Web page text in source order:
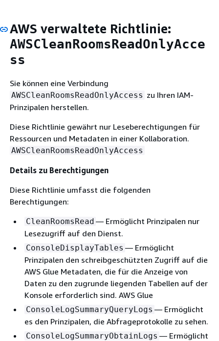
AWS verwaltete Richtlinie:
AWSCleanRoomsReadOnlyAcce
ss
Sie können eine Verbindung
AWSCleanRoomsReadOnlyAccess zu Ihren IAM-
Prinzipalen herstellen.
Diese Richtlinie gewährt nur Leseberechtigungen für
Ressourcen und Metadaten in einer Kollaboration.
AWSCleanRoomsReadOnlyAccess
Details zu Berechtigungen
Diese Richtlinie umfasst die folgenden
Berechtigungen:
CleanRoomsRead — Ermöglicht Prinzipalen nur
Lesezugriff auf den Dienst.
ConsoleDisplayTables — Ermöglicht
Prinzipalen den schreibgeschützten Zugriff auf die
AWS Glue Metadaten, die für die Anzeige von
Daten zu den zugrunde liegenden Tabellen auf der
Konsole erforderlich sind. AWS Glue
ConsoleLogSummaryQueryLogs — Ermöglicht
es den Prinzipalen, die Abfrageprotokolle zu sehen.
ConsoleLogSummaryObtainLogs — Ermöglicht